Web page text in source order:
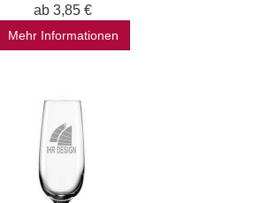
ab 3,85 €
Mehr Informationen